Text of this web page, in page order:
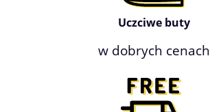
Uczciwe buty
w dobrych cenach